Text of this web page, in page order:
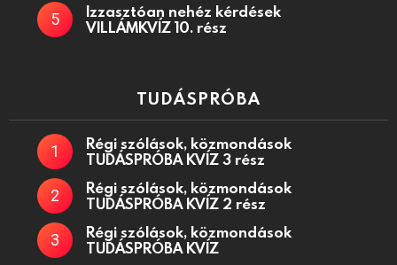
Izzasztóan nehéz kérdések
VILLÁMKVÍZ 10. rész
TUDÁSPRÓBA
Régi szólások, közmondások
TUDÁSPRÓBA KVÍZ 3 rész
Régi szólások, közmondások
TUDÁSPRÓBA KVÍZ 2 rész
Régi szólások, közmondások
TUDÁSPRÓBA KVÍZ